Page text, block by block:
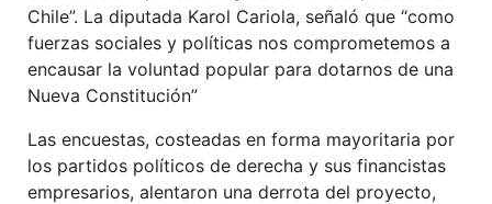
Chile”. La diputada Karol Cariola, señaló que “como
fuerzas sociales y políticas nos comprometemos a
encausar la voluntad popular para dotarnos de una
Nueva Constitución”
Las encuestas, costeadas en forma mayoritaria por
los partidos políticos de derecha y sus financistas
empresarios, alentaron una derrota del proyecto,